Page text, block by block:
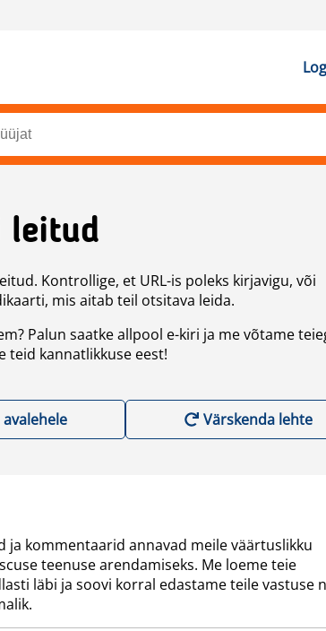
leitud
Kontrollige, et URL-is poleks kirjavigu, või
mis aitab teil otsitava leida.
Palun saatke allpool e-kiri ja me võtame
teid kannatlikkuse eest!
avalehele Värskenda lehte
ja kommentaarid annavad meile väärtuslikku
teenuse arendamiseks. Me loeme teie
läbi ja soovi korral edastame teile vastuse